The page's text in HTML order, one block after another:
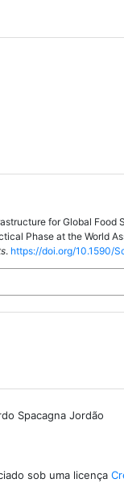
for Global Food
Phase at the World
. https://doi.org/10.1590/
Spacagna Jordão
sob uma licença